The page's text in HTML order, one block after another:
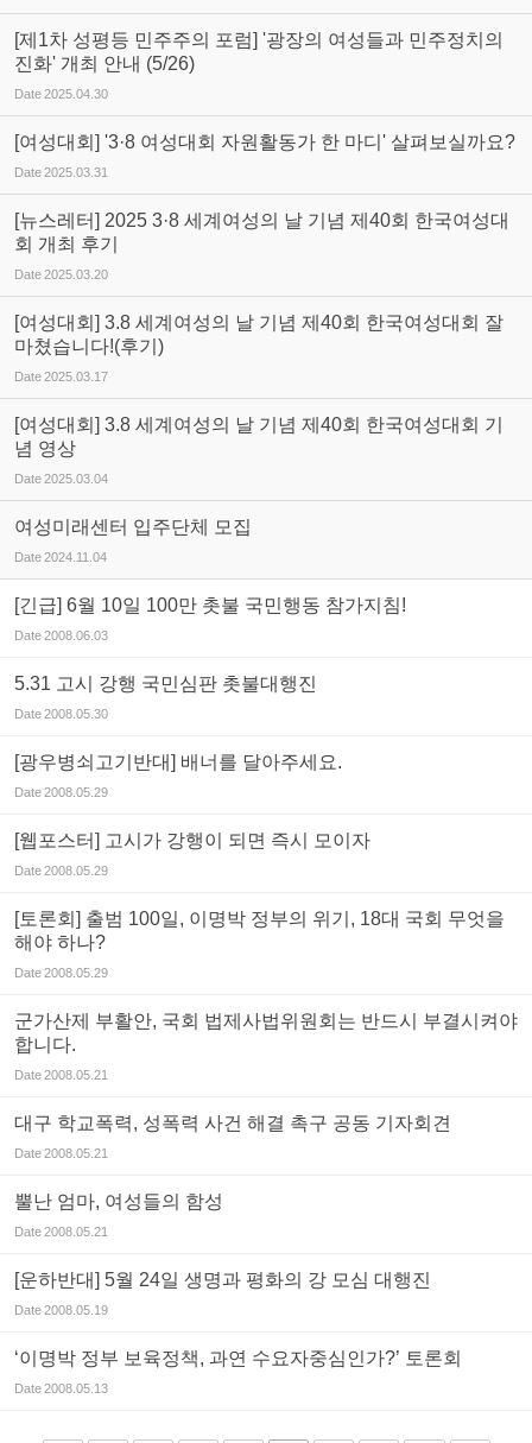
[제1차 성평등 민주주의 포럼] '광장의 여성들과 민주정치의
진화' 개최 안내 (5/26)
Date2025.04.30
[여성대회] '3·8 여성대회 자원활동가 한 마디' 살펴보실까요?
Date2025.03.31
[뉴스레터] 2025 3·8 세계여성의 날 기념 제40회 한국여성대
회 개최 후기
Date2025.03.20
[여성대회] 3.8 세계여성의 날 기념 제40회 한국여성대회 잘
마쳤습니다!(후기)
Date2025.03.17
[여성대회] 3.8 세계여성의 날 기념 제40회 한국여성대회 기
념 영상
Date2025.03.04
여성미래센터 입주단체 모집
Date2024.11.04
[긴급] 6월 10일 100만 촛불 국민행동 참가지침!
Date2008.06.03
5.31 고시 강행 국민심판 촛불대행진
Date2008.05.30
[광우병쇠고기반대] 배너를 달아주세요.
Date2008.05.29
[웹포스터] 고시가 강행이 되면 즉시 모이자
Date2008.05.29
[토론회] 출범 100일, 이명박 정부의 위기, 18대 국회 무엇을
해야 하나?
Date2008.05.29
군가산제 부활안, 국회 법제사법위원회는 반드시 부결시켜야
합니다.
Date2008.05.21
대구 학교폭력, 성폭력 사건 해결 촉구 공동 기자회견
Date2008.05.21
뿔난 엄마, 여성들의 함성
Date2008.05.21
[운하반대] 5월 24일 생명과 평화의 강 모심 대행진
Date2008.05.19
‘이명박 정부 보육정책, 과연 수요자중심인가?’ 토론회
Date2008.05.13